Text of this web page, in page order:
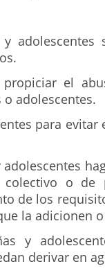
adolescentes
el
adolescentes.
para
o de
de los
la adicionen
y
derivar en